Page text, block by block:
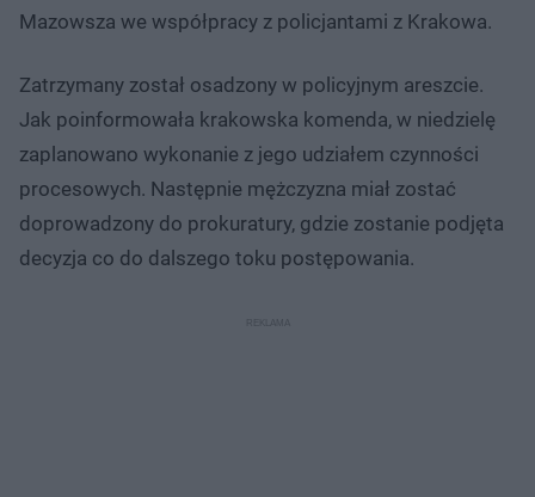
Mazowsza we współpracy z policjantami z Krakowa.
Zatrzymany został osadzony w policyjnym areszcie.
Jak poinformowała krakowska komenda, w niedzielę
zaplanowano wykonanie z jego udziałem czynności
procesowych. Następnie mężczyzna miał zostać
doprowadzony do prokuratury, gdzie zostanie podjęta
decyzja co do dalszego toku postępowania.